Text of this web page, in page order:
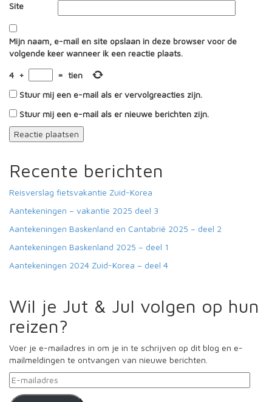
Site
Mijn naam, e-mail en site opslaan in deze browser voor de
volgende keer wanneer ik een reactie plaats.
4 + = tien
Stuur mij een e-mail als er vervolgreacties zijn.
Stuur mij een e-mail als er nieuwe berichten zijn.
Recente berichten
Reisverslag fietsvakantie Zuid-Korea
Aantekeningen – vakantie 2025 deel 3
Aantekeningen Baskenland en Cantabrië 2025 – deel 2
Aantekeningen Baskenland 2025 – deel 1
Aantekeningen 2024 Zuid-Korea – deel 4
Wil je Jut & Jul volgen op hun
reizen?
Voer je e-mailadres in om je in te schrijven op dit blog en e-
mailmeldingen te ontvangen van nieuwe berichten.
E-
mailadres